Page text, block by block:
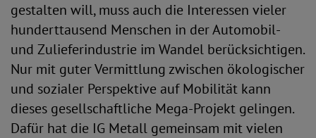
gestalten will, muss auch die Interessen vieler
hunderttausend Menschen in der Automobil-
und Zulieferindustrie im Wandel berücksichtigen.
Nur mit guter Vermittlung zwischen ökologischer
und sozialer Perspektive auf Mobilität kann
dieses gesellschaftliche Mega-Projekt gelingen.
Dafür hat die IG Metall gemeinsam mit vielen